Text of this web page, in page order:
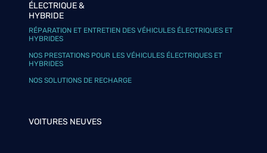
ÉLECTRIQUE &
HYBRIDE
RÉPARATION ET ENTRETIEN DES VÉHICULES ÉLECTRIQUES ET
HYBRIDES
NOS PRESTATIONS POUR LES VÉHICULES ÉLECTRIQUES ET
HYBRIDES
NOS SOLUTIONS DE RECHARGE
VOITURES NEUVES